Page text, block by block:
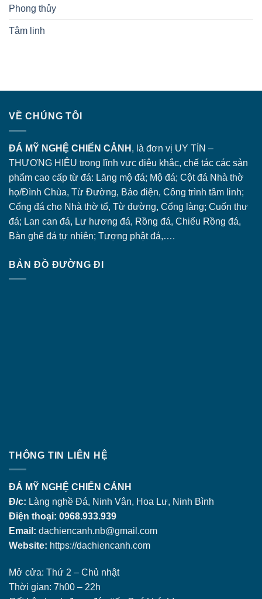
Phong thủy
Tâm linh
VỀ CHÚNG TÔI
ĐÁ MỸ NGHỆ CHIẾN CẢNH , là đơn vị UY TÍN –
THƯƠNG HIỆU trong lĩnh vực điêu khắc, chế tác các sản
phẩm cao cấp từ đá: Lăng mộ đá; Mộ đá; Cột đá Nhà thờ
họ/Đình Chùa, Từ Đường, Bảo điện, Công trình tâm linh;
Cổng đá cho Nhà thờ tổ, Từ đường, Cổng làng; Cuốn thư
đá; Lan can đá, Lư hương đá, Rồng đá, Chiếu Rồng đá,
Bàn ghế đá tự nhiên; Tượng phật đá,….
BẢN ĐỒ ĐƯỜNG ĐI
THÔNG TIN LIÊN HỆ
ĐÁ MỸ NGHỆ CHIẾN CẢNH
Đ/c: Làng nghề Đá, Ninh Vân, Hoa Lư, Ninh Bình
Điện thoại: 0968.933.939
Email: dachiencanh.nb@gmail.com
Website: https://dachiencanh.com
Mở cửa: Thứ 2 – Chủ nhật
Thời gian: 7h00 – 22h